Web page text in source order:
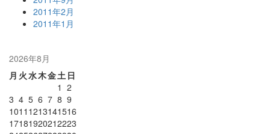
2011年2月
2011年1月
2026年8月
月 火水木金土 日
1 2
3 4 5 6 7 8 9
1011 1213141516
17181920212223